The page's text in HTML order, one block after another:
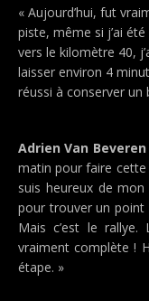
« Aujourd’hui, fut
piste, même si j’ai
vers le kilomètre 40,
laisser environ 4
réussi à conserver un
Adrien Van Beveren
matin pour faire cette
suis heureux de
pour trouver un point
Mais c’est le
vraiment complète !
étape. »